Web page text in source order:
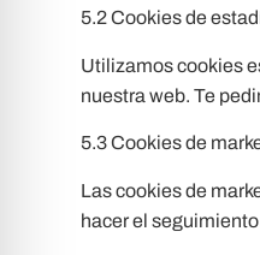
5.2 Cookies de
Utilizamos cookies
nuestra web. Te
5.3 Cookies de
Las cookies de
hacer el